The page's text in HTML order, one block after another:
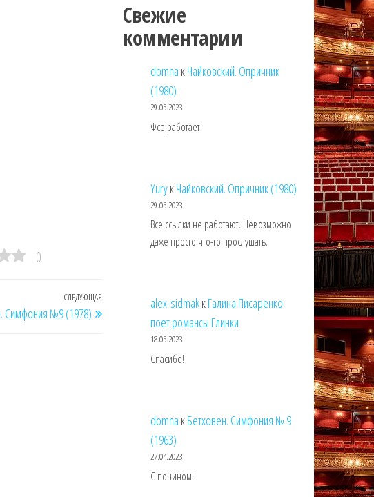
0
Следующая
запись
СЛЕДУЮЩАЯ
Симфония №9 (1978)
Свежие
комментарии
domna кЧайковский. Опричник
(1980)
29.05.2023
Фсе работает.
YuryкЧайковский. Опричник (1980)
29.05.2023
Все ссылки не работают. Невозможно
даже просто что-то прослушать.
alex-sidmakкГалина Писаренко
поет романсы Глинки
18.05.2023
Спасибо!
domna кБетховен. Симфония № 9
(1963)
27.04.2023
С почином!